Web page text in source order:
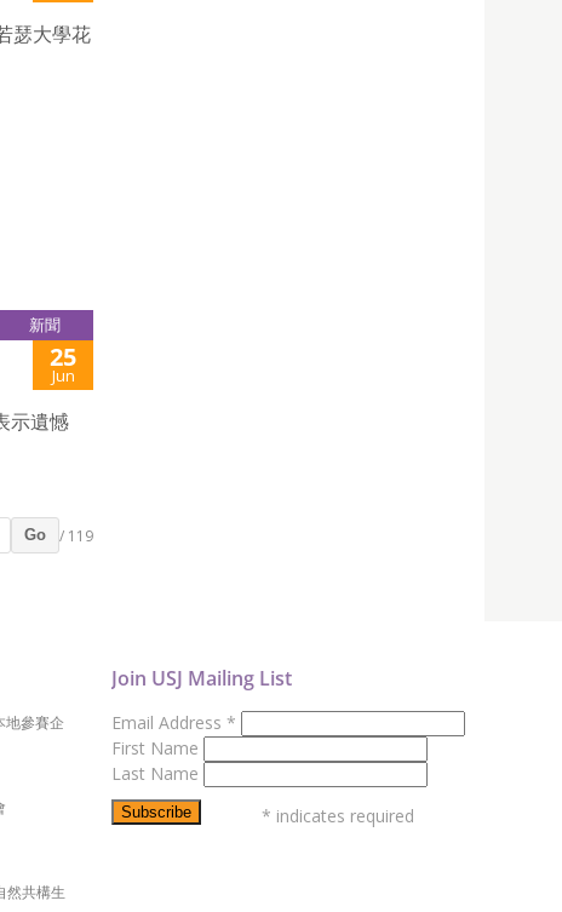
瑟大學花
新聞
25
Jun
示遺憾
Go / 119
地參賽企
然共構生
Join USJ Mailing List
Email Address *
First Name
Last Name
* indicates required